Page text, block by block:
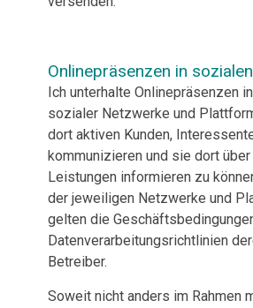
Onlinepräsenzen in
Ich unterhalte Onlinepräsenzen
sozialer Netzwerke und
dort aktiven Kunden,
kommunizieren und sie dort über
Leistungen informieren zu
der jeweiligen Netzwerke und
gelten die
Datenverarbeitungsrichtlinien
Betreiber.
Soweit nicht anders im Rahmen